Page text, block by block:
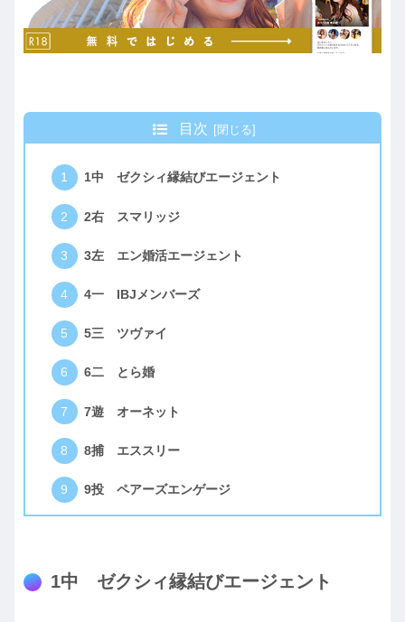
目次
1中 ゼクシィ縁結びエージェント
2右 スマリッジ
3左 エン婚活エージェント
4一 IBJメンバーズ
5三 ツヴァイ
6二 とら婚
7遊 オーネット
8捕 エススリー
9投 ペアーズエンゲージ
1中 ゼクシィ縁結びエージェント